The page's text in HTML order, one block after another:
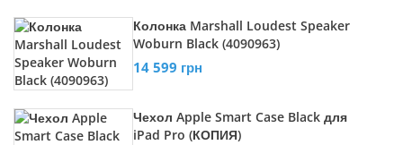
Колонка Marshall Loudest Speaker
Woburn Black (4090963)
14 599 грн
Чехол Apple Smart Case Black для
iPad Pro (КОПИЯ)